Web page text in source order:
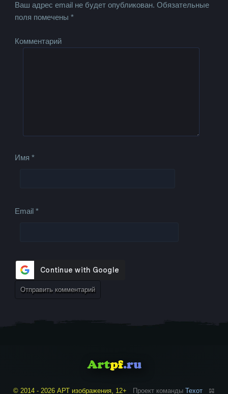
Ваш адрес email не будет опубликован. Обязательные
поля помечены*
Комментарий
Имя*
Email*
© 2014 - 2026 АРТ изображения, 12+ Проект команды Техот 𝌴